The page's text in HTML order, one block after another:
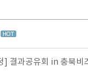
] 결과공유회 in 충북비